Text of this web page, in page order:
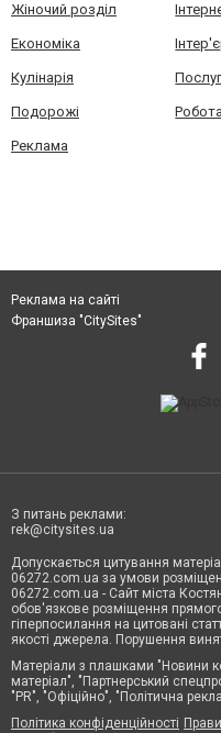
Жіночий розділ
Економіка
Кулінарія
Подорожі Робота
Реклама
Реклама на сайті
Франшиза "CitySites"
З питань реклами:
rek@citysites.ua
Допускається цитування
06272.com.ua за умови
06272.com.ua - Сайт міста
обов'язкове розміщення
гіперпосилання на цитовані
якості джерела. Порушення
Матеріали з плашками "Новини
матеріал", "Партнерський
"PR", "Офіційно", "Політична
Політика конфіденційності